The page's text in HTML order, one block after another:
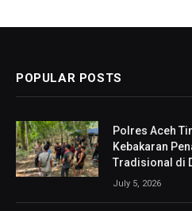
POPULAR POSTS
Polres Aceh
Kebakaran
Tradisional di
July 5, 2026